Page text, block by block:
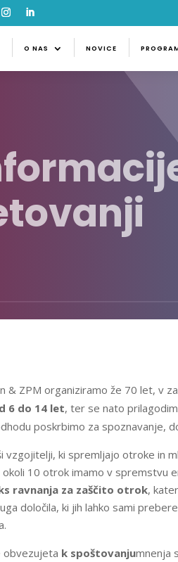
O NAS NOVICE
NOVICE PROGRAMI
& ZPM organiziramo že 70 let, v
6 do 14 let, ter se nato
poskrbimo za spoznavanje,
vzgojitelji, ki spremljajo otroke in
10 otrok imamo v spremstvu
ravnanja za zaščito otrok,
določila, ki jih lahko sami
obvezujeta k spoštovanjumnenja